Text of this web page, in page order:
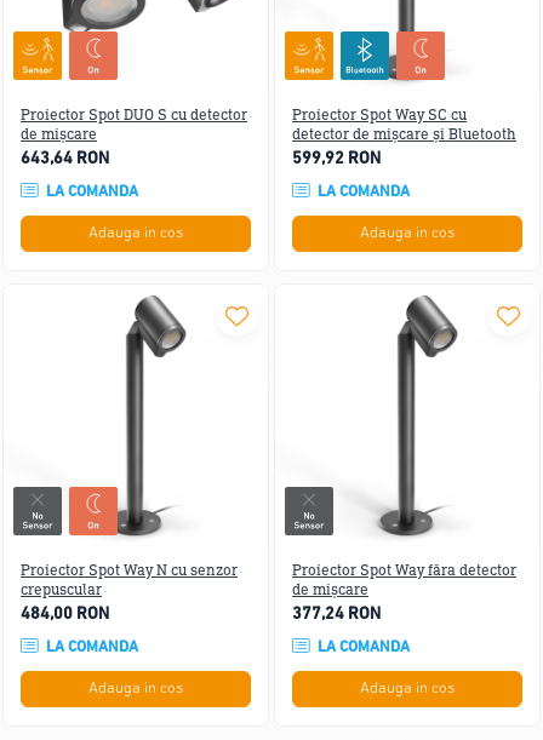
Proiector Spot DUO S cu detector
de mișcare
643,64 RON
LA COMANDA
Adauga in cos
Proiector Spot Way SC cu
detector de mișcare și Bluetooth
599,92 RON
LA COMANDA
Adauga in cos
Proiector Spot Way N cu senzor
crepuscular
484,00 RON
LA COMANDA
Adauga in cos
Proiector Spot Way făra detector
de mișcare
377,24 RON
LA COMANDA
Adauga in cos